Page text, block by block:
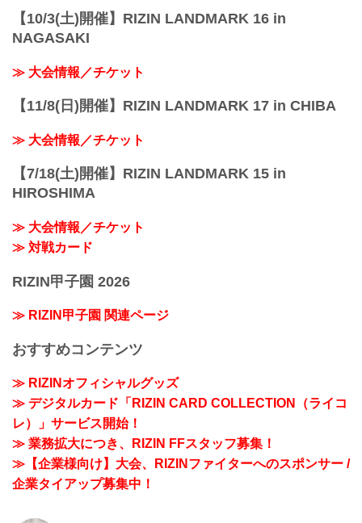
【10/3(土)開催】RIZIN LANDMARK 16 in
NAGASAKI
≫ 大会情報／チケット
【11/8(日)開催】RIZIN LANDMARK 17 in CHIBA
≫ 大会情報／チケット
【7/18(土)開催】RIZIN LANDMARK 15 in
HIROSHIMA
≫ 大会情報／チケット
≫ 対戦カード
RIZIN甲子園 2026
≫ RIZIN甲子園 関連ページ
おすすめコンテンツ
≫ RIZINオフィシャルグッズ
≫ デジタルカード「RIZIN CARD COLLECTION（ライコ
レ）」サービス開始！
≫ 業務拡大につき、RIZIN FFスタッフ募集！
≫【企業様向け】大会、RIZINファイターへのスポンサー /
企業タイアップ募集中！